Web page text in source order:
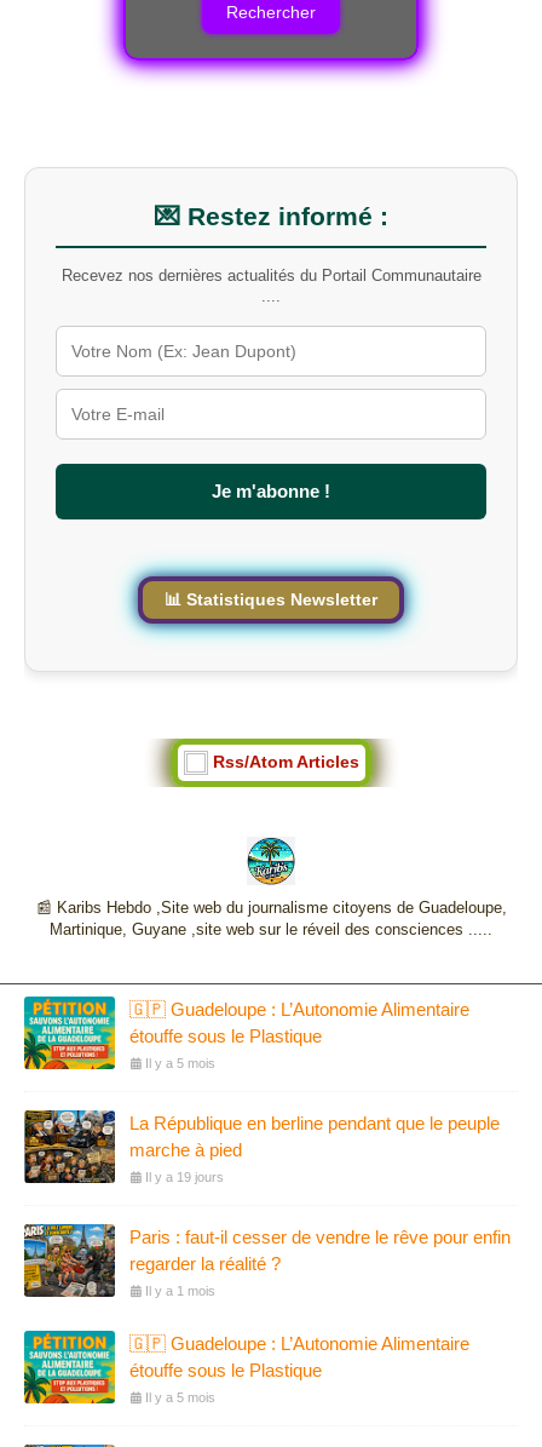
c
m
o
t
-
l
é
u
r
l
e
💌 Restez informé :
Recevez nos dernières actualités du Portail Communautaire
....
Je m'abonne !
📊 Statistiques Newsletter
Rss/Atom Articles
📰 Karibs Hebdo ,Site web du journalisme citoyens de Guadeloupe,
Martinique, Guyane ,site web sur le réveil des consciences .....
🇬🇵 Guadeloupe : L’Autonomie Alimentaire
étouffe sous le Plastique
Il y a 5 mois
La République en berline pendant que le peuple
marche à pied
Il y a 19 jours
Paris : faut-il cesser de vendre le rêve pour enfin
regarder la réalité ?
Il y a 1 mois
🇬🇵 Guadeloupe : L’Autonomie Alimentaire
étouffe sous le Plastique
Il y a 5 mois